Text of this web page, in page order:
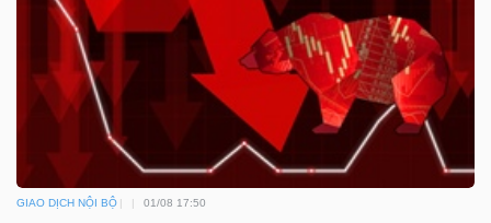
GIAO DỊCH NỘI BỘ 01/08 17:50